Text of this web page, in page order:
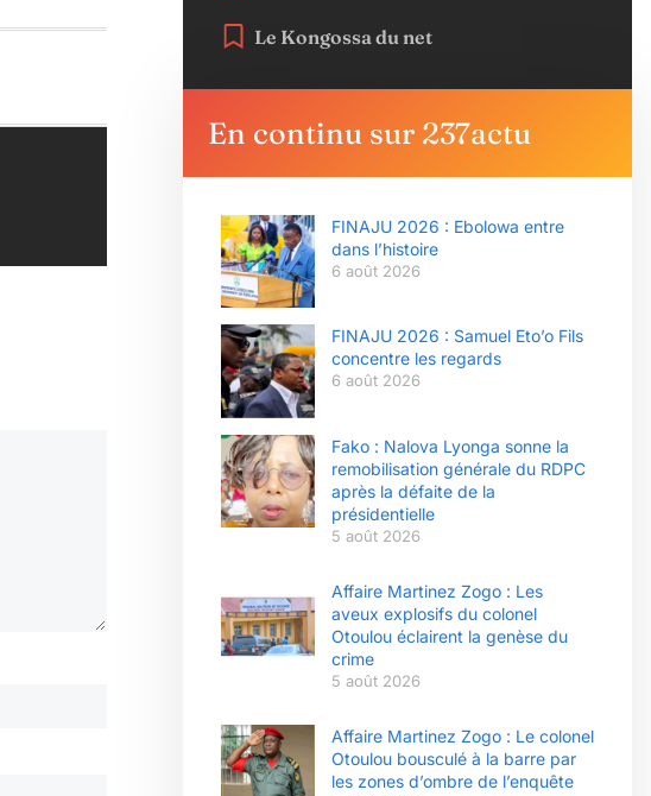
Le Kongossa du net
En continu sur 237actu
FINAJU 2026 : Ebolowa entre
dans l’histoire
6 août 2026
FINAJU 2026 : Samuel Eto’o Fils
concentre les regards
6 août 2026
Fako : Nalova Lyonga sonne la
remobilisation générale du RDPC
après la défaite de la
présidentielle
5 août 2026
Affaire Martinez Zogo : Les
aveux explosifs du colonel
Otoulou éclairent la genèse du
crime
5 août 2026
Affaire Martinez Zogo : Le colonel
Otoulou bousculé à la barre par
les zones d’ombre de l’enquête